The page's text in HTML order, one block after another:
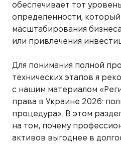
обеспечивает тот
определенности,
масштабирования
или привлечения
Для понимания полной
технических этапов я
с нашим материалом
права в Украине 2026:
процедура». В этом
на том, почему
активов выгоднее в